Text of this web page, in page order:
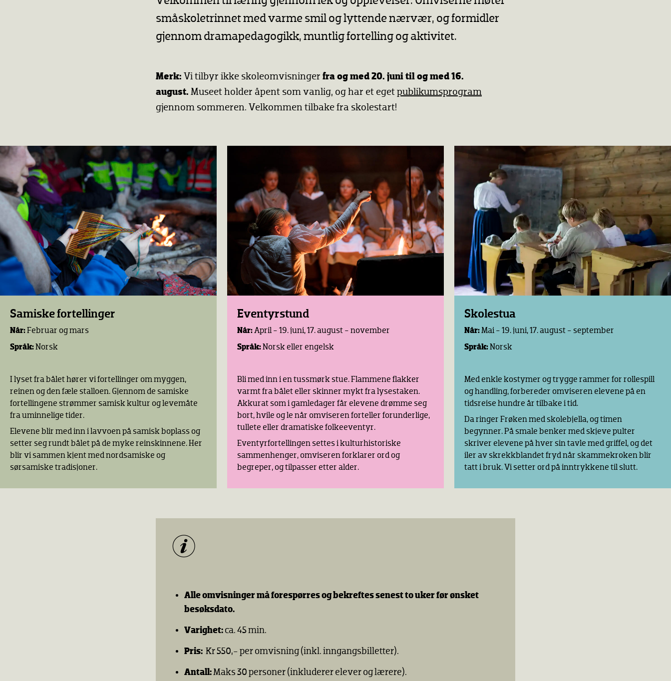
småskoletrinnet med varme smil og lyttende nærvær, og formidler
gjennom dramapedagogikk, muntlig fortelling og aktivitet.
Merk: Vi tilbyr ikke skoleomvisninger fra og med 20. juni til og med 16.
august. Museet holder åpent som vanlig, og har et eget publikumsprogram
gjennom sommeren. Velkommen tilbake fra skolestart!
Samiske fortellinger
Når:Februar og mars
Språk:Norsk
I lyset fra bålet hører vi fortellinger om myggen,
reinen og den fæle stalloen. Gjennom de samiske
fortellingene strømmer samisk kultur og levemåte
fra uminnelige tider.
Elevene blir med inn i lavvoen på samisk boplass og
setter seg rundt bålet på de myke reinskinnene. Her
blir vi sammen kjent med nordsamiske og
sørsamiske tradisjoner.
Eventyrstund
Når:April - 19. juni, 17. august - november
Språk:Norsk eller engelsk
Bli med inn i en tussmørk stue. Flammene flakker
varmt fra bålet eller skinner mykt fra lysestaken.
Akkurat som i gamledager får elevene drømme seg
bort, hvile og le når omviseren forteller forunderlige,
tullete eller dramatiske folkeeventyr.
Eventyrfortellingen settes i kulturhistoriske
sammenhenger, omviseren forklarer ord og
begreper, og tilpasser etter alder.
Skolestua
Når:Mai - 19. juni, 17. august - september
Språk:Norsk
Med enkle kostymer og trygge rammer for rollespill
og handling, forbereder omviseren elevene på en
tidsreise hundre år tilbake i tid.
Da ringer Frøken med skolebjella, og timen
begynner. På smale benker med skjeve pulter
skriver elevene på hver sin tavle med griffel, og det
iler av skrekkblandet fryd når skammekroken blir
tatt i bruk. Vi setter ord på inntrykkene til slutt.
Alle omvisninger må forespørres og bekreftessenest to uker før ønsket
besøksdato.
Varighet: ca. 45 min.
Pris: Kr 550,- per omvisning (inkl. inngangsbilletter).
Antall:Maks 30 personer (inkluderer elever og lærere).